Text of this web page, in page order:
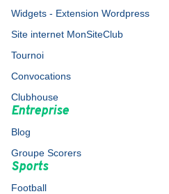
Widgets - Extension Wordpress
Site internet MonSiteClub
Tournoi
Convocations
Clubhouse
Entreprise
Blog
Groupe Scorers
Sports
Football